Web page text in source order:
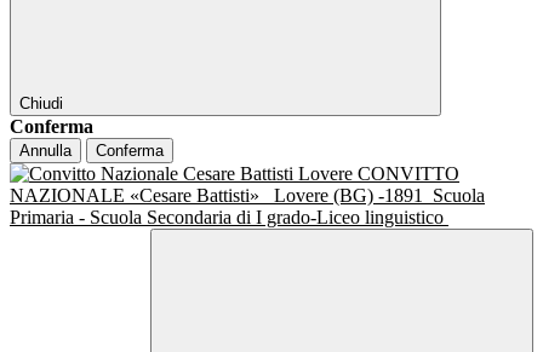
Chiudi
Conferma
Annulla Conferma
CONVITTO
NAZIONALE «Cesare Battisti»
Lovere (BG) -1891
Scuola
Primaria - Scuola Secondaria di I grado-Liceo linguistico